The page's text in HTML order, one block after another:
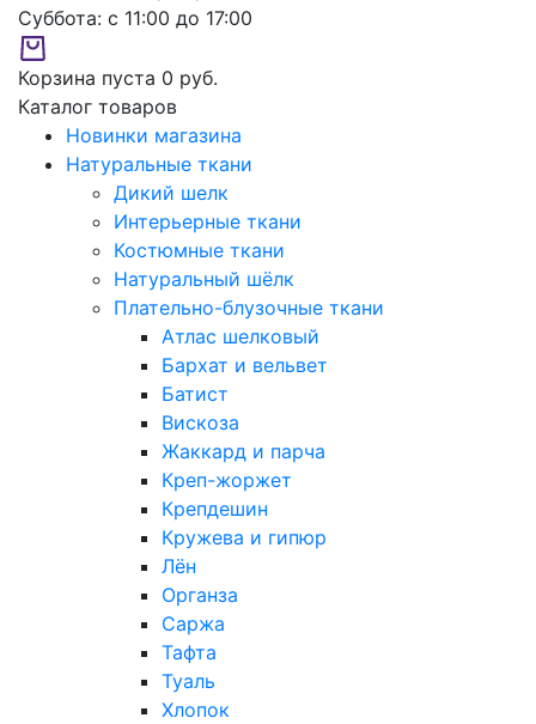
Суббота: с 11:00 до 17:00
Корзина пуста 0 руб.
Каталог товаров
Новинки магазина
Натуральные ткани
Дикий шелк
Интерьерные ткани
Костюмные ткани
Натуральный шёлк
Плательно-блузочные ткани
Атлас шелковый
Бархат и вельвет
Батист
Вискоза
Жаккард и парча
Креп-жоржет
Крепдешин
Кружева и гипюр
Лён
Органза
Саржа
Тафта
Туаль
Хлопок